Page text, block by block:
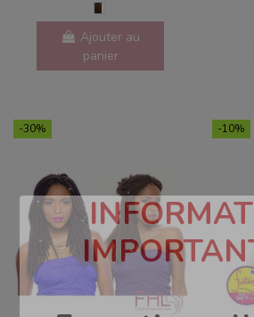
Ajouter au
panier
-30% -10%